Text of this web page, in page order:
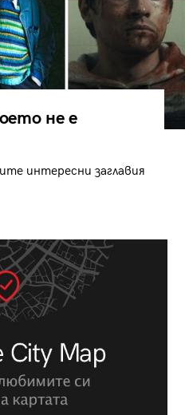
не е
интересни заглавия